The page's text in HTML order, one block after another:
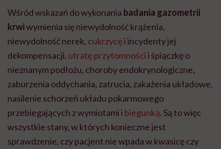
Wśród wskazań do wykonania badania gazometrii
krwiwymienia się niewydolność krążenia,
niewydolność nerek, cukrzycęi incydenty jej
dekompensacji, utratę przytomnościi śpiączkę o
nieznanym podłożu, choroby endokrynologiczne,
zaburzenia oddychania, zatrucia, zakażenia układowe,
nasilenie schorzeń układu pokarmowego
przebiegających z wymiotami i biegunką. Są to więc
wszystkie stany, w których konieczne jest
sprawdzenie, czy pacjent nie wpada w kwasicę czy